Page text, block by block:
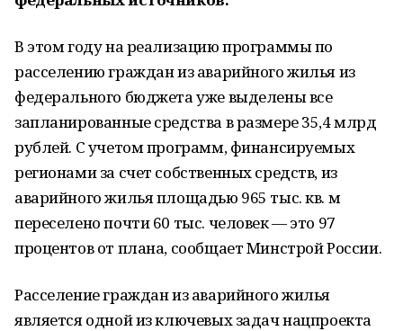
В этом году на реализацию программы по
расселению граждан из аварийного жилья из
федерального бюджета уже выделены все
запланированные средства в размере 35,4 млрд
рублей. С учетом программ, финансируемых
регионами за счет собственных средств, из
аварийного жилья площадью 965 тыс. кв. м
переселено почти 60 тыс. человек — это 97
процентов от плана, сообщает Минстрой России.
Расселение граждан из аварийного жилья
является одной из ключевых задач нацпроекта